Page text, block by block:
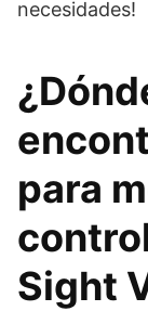
necesidades!
para
Sight